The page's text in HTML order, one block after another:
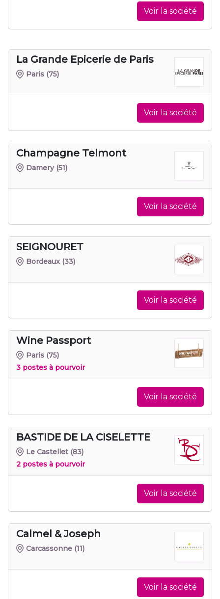
Voir la société
La Grande Epicerie de Paris
Paris (75)
Voir la société
Champagne Telmont
Damery (51)
Voir la société
SEIGNOURET
Bordeaux (33)
Voir la société
Wine Passport
Paris (75)
3 postes à pourvoir
Voir la société
BASTIDE DE LA CISELETTE
Le Castellet (83)
2 postes à pourvoir
Voir la société
Calmel & Joseph
Carcassonne (11)
Voir la société